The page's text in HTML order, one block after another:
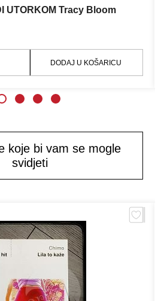
UTORKOM Tracy Bloom
DODAJ U KOŠARICU
koje bi vam se mogle
svidjeti